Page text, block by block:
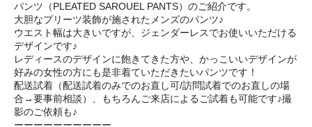
パンツ（PLEATED SAROUEL PANTS）のご紹介です。
大胆なプリーツ装飾が施されたメンズのパンツ♪
ウエスト幅は大きいですが、ジェンダーレスでお使いいただける
デザインです♪
レディースのデザインに飽きてきた方や、かっこいいデザインが
好みの女性の方にも是非着ていただきたいパンツです！
配送試着（配送試着のみでのお直し可/訪問試着でのお直しの場
合→要事前相談）、もちろんご来店によるご試着も可能です♪撮
影のご依頼も♪